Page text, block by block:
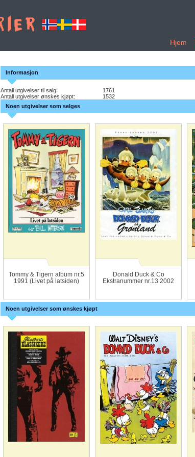
Hjem
Informasjon
Antall utgivelser til salg:
1761
Antall utgivelser ønskes kjøpt:
1532
Noen utgivelser som selges
Tommy & Tigern album nr.5
1991 (Livet på latsiden)
Donald Duck & Co
Ekstranummer nr.13 2002
Noen utgivelser som ønskes kjøpt